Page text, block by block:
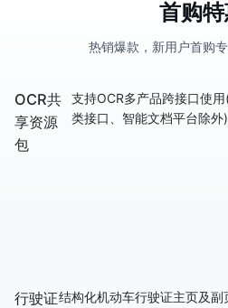
首购
热销爆款，新用户首购
OCR共
享资源
包
支持OCR多产品跨接口使
类接口、智能文档平台除外)
行驶证结构化机动车行驶证主页及副